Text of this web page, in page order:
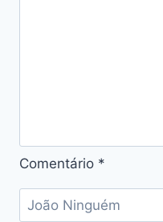
Comentário *